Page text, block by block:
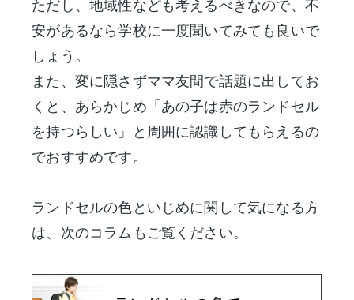
ただし、地域性なども考えるべきなので、不
安があるなら学校に一度聞いてみても良いで
しょう。
また、変に隠さずママ友間で話題に出してお
くと、あらかじめ「あの子は赤のランドセル
を持つらしい」と周囲に認識してもらえるの
でおすすめです。
ランドセルの色といじめに関して気になる方
は、次のコラムもご覧ください。